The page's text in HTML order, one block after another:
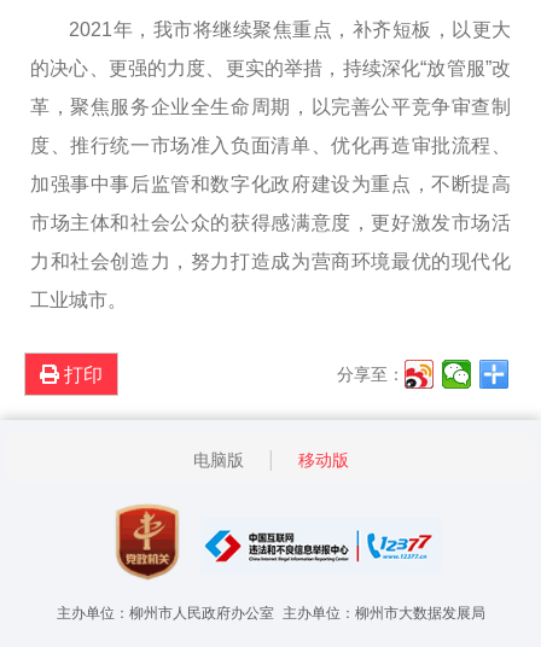
2021年 ，我市将继续聚焦重点， 补齐短板，以更大
的决心 更强的力度、 更实的举措 ，持续深化“放管服”改
革，聚焦服务企业全生命周期，
以完善公平竞争审查制
度、推行统一市场准入负面清单、优化再造审批流程、
加强事中事后监管和数字化政府建设为重点，不断提高
市场主体和社会公众的获得感满意度，更好激发市场活
力和社会创造力 ，努力打造成为营商环境最优的现代化
工业城市。
打印 分享至：
电脑版 移动版
主办单位：柳州市人民政府办公室 主办单位：柳州市大数据发展局